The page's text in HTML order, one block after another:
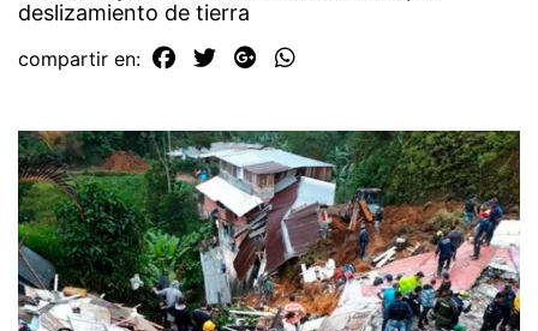
deslizamiento de tierra
compartir en: